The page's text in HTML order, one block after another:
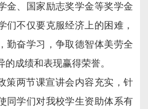
金、国家励志奖学金等奖学金
们不仅要克服经济上的困难，
勤奋学习，争取德智体美劳全
的成绩和表现赢得荣誉。
策两节课宣讲会内容充实，针
同学们对我校学生资助体系有